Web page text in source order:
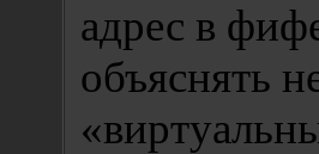
адрес в
объяснять